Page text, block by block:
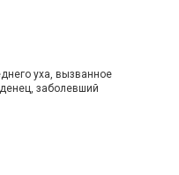
уха, вызванное
заболевший